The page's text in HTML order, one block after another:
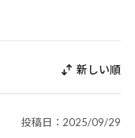
新しい順
投稿日：2025/09/29